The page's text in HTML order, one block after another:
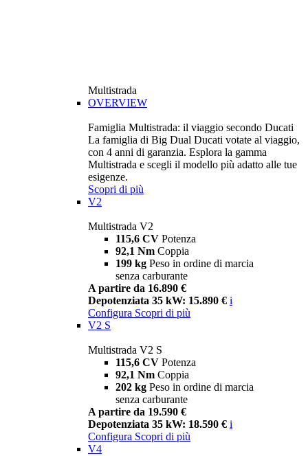
Multistrada
OVERVIEW
Famiglia Multistrada: il viaggio secondo Ducati
La famiglia di Big Dual Ducati votate al viaggio,
con 4 anni di garanzia. Esplora la gamma
Multistrada e scegli il modello più adatto alle tue
esigenze.
Scopri di più
V2
Multistrada V2
115,6 CV Potenza
92,1 Nm Coppia
199 kg Peso in ordine di marcia
senza carburante
A partire da 16.890 €
Depotenziata 35 kW: 15.890 € i
Configura Scopri di più
V2 S
Multistrada V2 S
115,6 CV Potenza
92,1 Nm Coppia
202 kg Peso in ordine di marcia
senza carburante
A partire da 19.590 €
Depotenziata 35 kW: 18.590 € i
Configura Scopri di più
V4